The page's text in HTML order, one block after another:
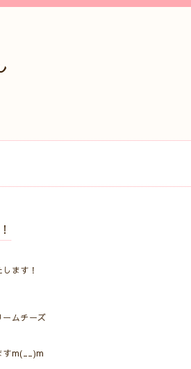
ます！
ムチーズ
すm(__)m